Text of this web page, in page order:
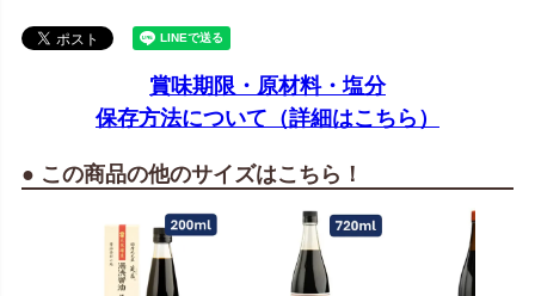
賞味期限・原材料・塩分
保存方法について（詳細はこちら）
● この商品の他のサイズはこちら！